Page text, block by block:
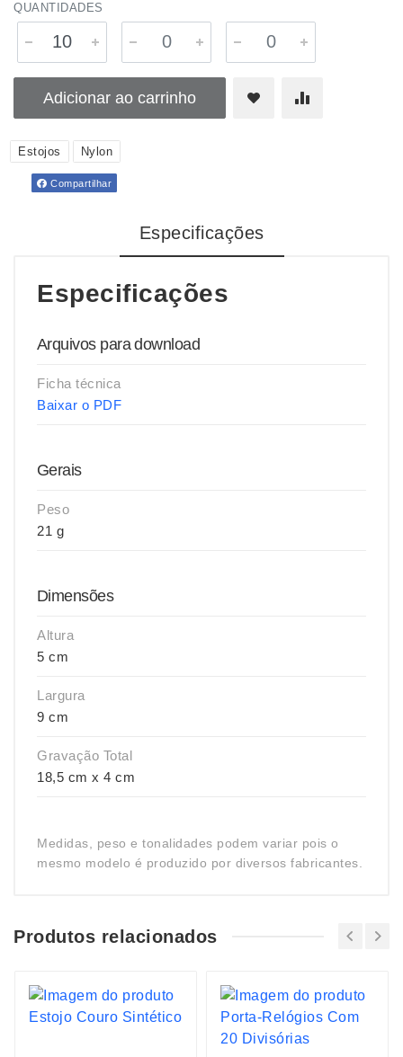
QUANTIDADES
Adicionar ao carrinho
Estojos Nylon
Compartilhar
Especificações
Especificações
Arquivos para download
Ficha técnica
Baixar o PDF
Gerais
Peso
21 g
Dimensões
Altura
5 cm
Largura
9 cm
Gravação Total
18,5 cm x 4 cm
Medidas, peso e tonalidades podem variar pois o
mesmo modelo é produzido por diversos fabricantes.
Produtos relacionados